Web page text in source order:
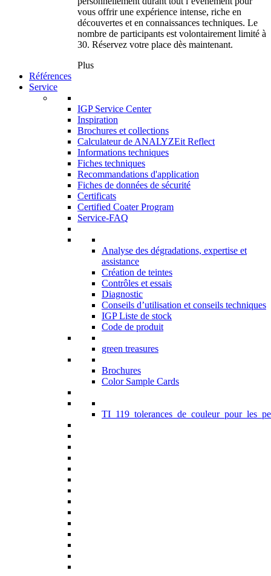
vous offrir une expérience intense, riche en
découvertes et en connaissances techniques. Le
nombre de participants est volontairement limité à
30. Réservez votre place dès maintenant.
Plus
Références
Service
IGP Service Center
Inspiration
Brochures et collections
Calculateur de ANALYZEit Reflect
Informations techniques
Fiches techniques
Recommandations d'application
Fiches de données de sécurité
Certificats
Certified Coater Program
Service-FAQ
Analyse des dégradations, expertise et
assistance
Création de teintes
Contrôles et essais
Diagnostic
Conseils d’utilisation et conseils techniques
IGP Liste de stock
Code de produit
green treasures
Brochures
Color Sample Cards